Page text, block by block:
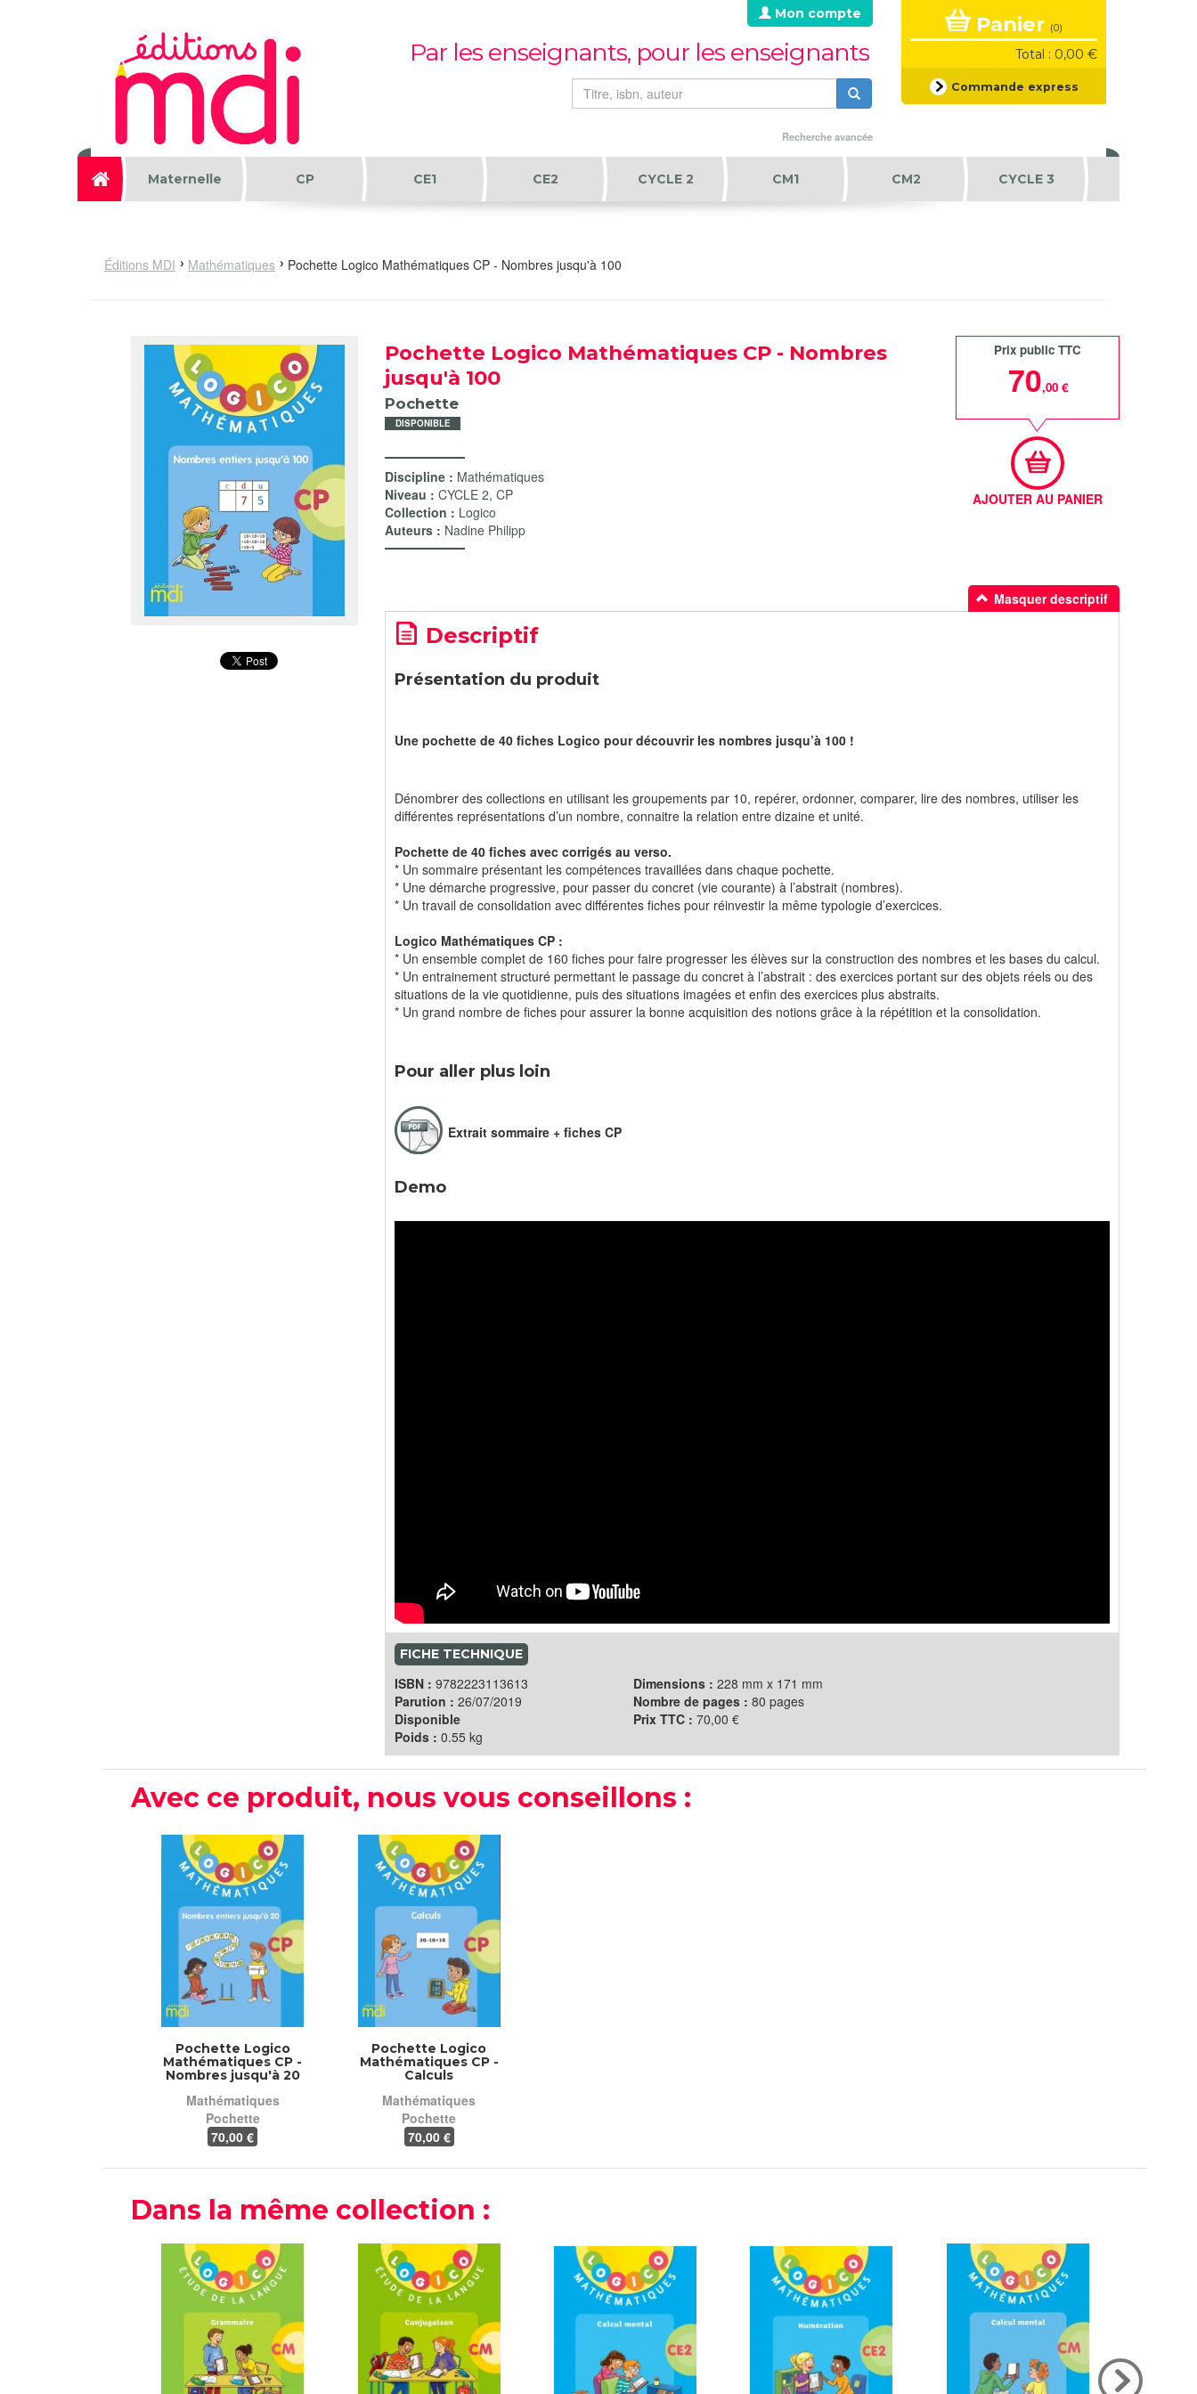
Mon compte
Par les enseignants, pour les enseignants
Formulaire
de
Recherche avancée
Panier (0)
Total : 0,00 €
Commande express
Maternelle CP CE1 CE2 CYCLE 2 CM1 CM2 CYCLE 3
Éditions MDI Mathématiques Pochette Logico Mathématiques CP - Nombres jusqu'à 100
Pochette Logico Mathématiques CP - Nombres
jusqu'à 100
Pochette
DISPONIBLE
Discipline : Mathématiques
Niveau : CYCLE 2, CP
Collection : Logico
Auteurs : Nadine Philipp
Prix public TTC
70,00 €
AJOUTER AU PANIER
Masquer descriptif
Descriptif
Présentation du produit
Une pochette de 40 fiches Logico pour découvrir les nombres jusqu’à 100 !
Dénombrer des collections en utilisant les groupements par 10, repérer, ordonner, comparer, lire des nombres, utiliser les
différentes représentations d’un nombre, connaitre la relation entre dizaine et unité.
Pochette de 40 fiches avec corrigés au verso.
* Un sommaire présentant les compétences travaillées dans chaque pochette.
* Une démarche progressive, pour passer du concret (vie courante) à l’abstrait (nombres).
* Un travail de consolidation avec différentes fiches pour réinvestir la même typologie d’exercices.
Logico Mathématiques CP :
* Un ensemble complet de 160 fiches pour faire progresser les élèves sur la construction des nombres et les bases du calcul.
* Un entrainement structuré permettant le passage du concret à l’abstrait : des exercices portant sur des objets réels ou des
situations de la vie quotidienne, puis des situations imagées et enfin des exercices plus abstraits.
* Un grand nombre de fiches pour assurer la bonne acquisition des notions grâce à la répétition et la consolidation.
Pour aller plus loin
Extrait sommaire + fiches CP
Demo
FICHE TECHNIQUE
ISBN : 9782223113613
Parution : 26/07/2019
Disponible
Poids : 0.55 kg
Dimensions : 228 mm x 171 mm
Nombre de pages : 80 pages
Prix TTC : 70,00 €
Avec ce produit, nous vous conseillons :
Pochette Logico
Mathématiques CP -
Nombres jusqu'à 20
Mathématiques
Pochette
70,00 €
Pochette Logico
Mathématiques CP -
Calculs
Mathématiques
Pochette
70,00 €
Dans la même collection :